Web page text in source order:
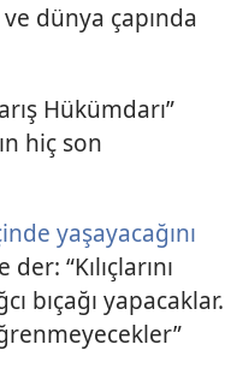
dünya çapında
Hükümdarı”
hiç son
yaşayacağını
“Kılıçlarını
bıçağı yapacaklar.